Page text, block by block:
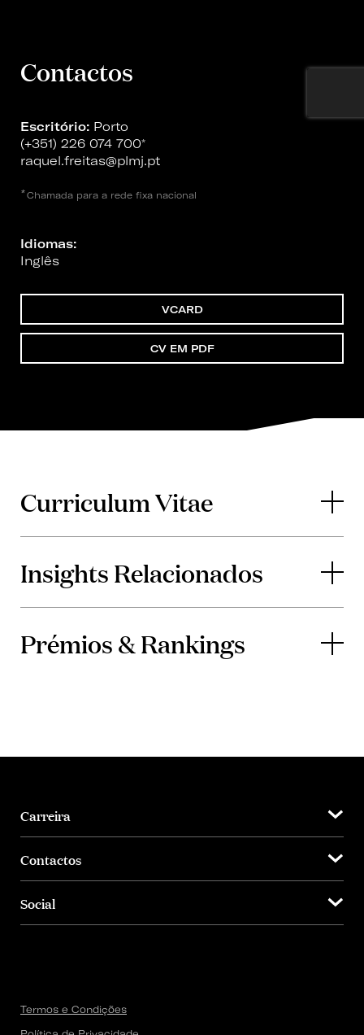
Contactos
Escritório: Porto
(+351) 226 074 700*
raquel.freitas@plmj.pt
* Chamada para a rede fixa nacional
Idiomas:
Inglês
VCARD
CV EM PDF
Curriculum Vitae
Insights Relacionados
Prémios & Rankings
Carreira
Contactos
Social
Termos e Condições